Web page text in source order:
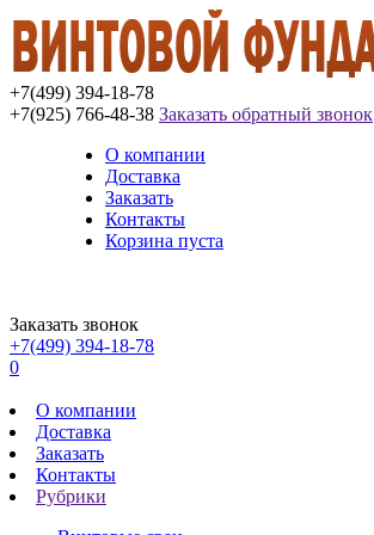
+7(499) 394-18-78
+7(925) 766-48-38 Заказать обратный звонок
О компании
Доставка
Заказать
Контакты
Корзина пуста
Заказать звонок
+7(499) 394-18-78
0
О компании
Доставка
Заказать
Контакты
Рубрики